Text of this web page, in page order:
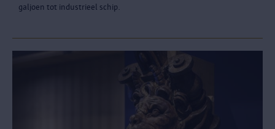
galjoen tot industrieel schip.